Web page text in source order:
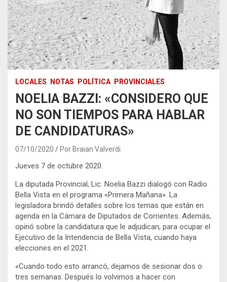
LOCALES NOTAS POLÍTICA PROVINCIALES
NOELIA BAZZI: «CONSIDERO QUE
NO SON TIEMPOS PARA HABLAR
DE CANDIDATURAS»
07/10/2020 Por Braian Valverdi
Jueves 7 de octubre 2020.
La diputada Provincial, Lic. Noelia Bazzi dialogó con Radio
Bella Vista en el programa «Primera Mañana». La
legisladora brindó detalles sobre los temas que están en
agenda en la Cámara de Diputados de Corrientes. Además,
opinó sobre la candidatura que le adjudican, para ocupar el
Ejecutivo de la Intendencia de Bella Vista, cuando haya
elecciones en el 2021.
«Cuando todo esto arrancó, dejamos de sesionar dos o
tres semanas. Después lo volvimos a hacer con